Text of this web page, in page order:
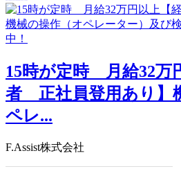
15時が定時 月給32万
者 正社員登用あり】
ペレ...
F.Assist株式会社